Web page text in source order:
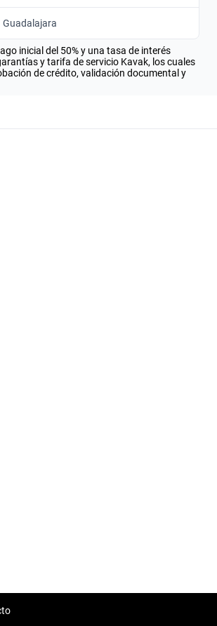
Guadalajara
inicial del 50% y una tasa de interés
y tarifa de servicio Kavak, los cuales
de crédito, validación documental y